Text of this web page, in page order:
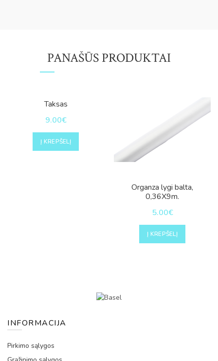
PANAŠŪS PRODUKTAI
Taksas
9.00€
Į KREPŠELĮ
Organza lygi balta,
0,36X9m.
5.00€
Į KREPŠELĮ
INFORMACIJA
Pirkimo sąlygos